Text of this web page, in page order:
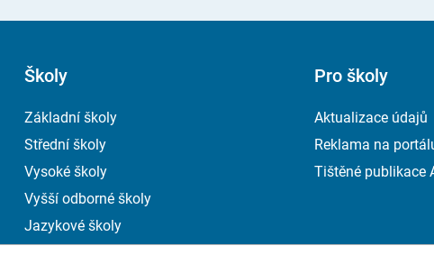
Školy
Základní školy
Střední školy
Vysoké školy
Vyšší odborné školy
Jazykové školy
Pro školy
Aktualizace údajů
Reklama na
Tištěné publikace